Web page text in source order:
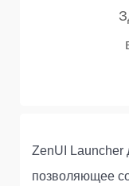
ZenUI Launcher
позволяющее